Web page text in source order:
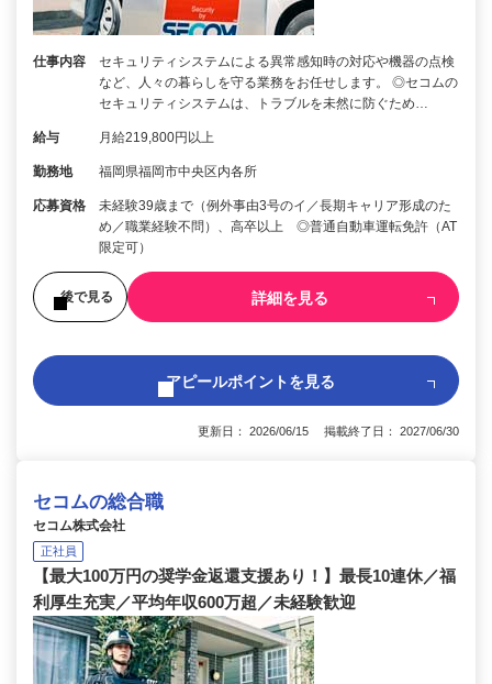
仕事内容
セキュリティシステムによる異常感知時の対応や機器の点検
など、人々の暮らしを守る業務をお任せします。 ◎セコムの
セキュリティシステムは、トラブルを未然に防ぐため…
給与 月給219,800円以上
勤務地 福岡県福岡市中央区内各所
応募資格
未経験39歳まで（例外事由3号のイ／長期キャリア形成のた
め／職業経験不問）、高卒以上 ◎普通自動車運転免許（AT
限定可）
後で見る 詳細を見る
アピールポイントを見る
更新日： 2026/06/15 掲載終了日： 2027/06/30
セコムの総合職
セコム株式会社
正社員
【最大100万円の奨学金返還支援あり！】最長10連休／福
利厚生充実／平均年収600万超／未経験歓迎